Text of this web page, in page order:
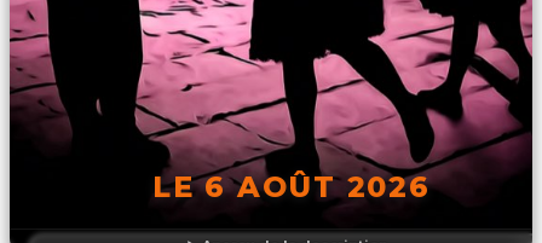
LE 6 AOÛT 2026